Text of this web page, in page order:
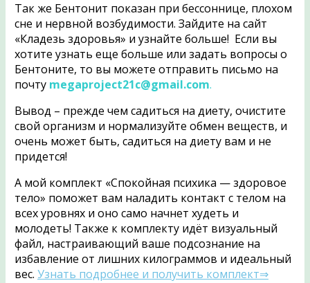
Так же Бентонит показан при бессоннице, плохом
сне и нервной возбудимости. Зайдите на сайт
«Кладезь здоровья» и узнайте больше! Если вы
хотите узнать еще больше или задать вопросы о
Бентоните, то вы можете отправить письмо на
почтуmegaproject21c@gmail.com.
Вывод – прежде чем садиться на диету, очистите
свой организм и нормализуйте обмен веществ, и
очень может быть, садиться на диету вам и не
придется!
А мой комплект «Спокойная психика — здоровое
тело» поможет вам наладить контакт с телом на
всех уровнях и оно само начнет худеть и
молодеть! Также к комплекту идёт визуальный
файл, настраивающий ваше подсознание на
избавление от лишних килограммов и идеальный
вес. Узнать подробнее и получить комплект⇒